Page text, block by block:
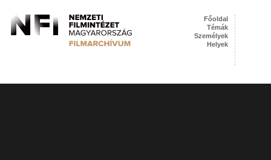
Főoldal
Témák
Személyek
Helyek